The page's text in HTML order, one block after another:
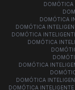
DOMÓTICA
DOMÓTICA
DOMÓTICA
DOMÓTICA
DOMÓTICA
DOMÓTICA
DOMÓTICA
DOMÓTICA INTELIGENTE